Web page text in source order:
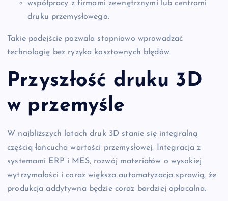
współpracy z firmami zewnętrznymi lub centrami
druku przemysłowego.
Takie podejście pozwala stopniowo wprowadzać
technologię bez ryzyka kosztownych błędów.
Przyszłość druku 3D
w przemyśle
W najbliższych latach druk 3D stanie się integralną
częścią łańcucha wartości przemysłowej. Integracja z
systemami ERP i MES, rozwój materiałów o wysokiej
wytrzymałości i coraz większa automatyzacja sprawią, że
produkcja addytywna będzie coraz bardziej opłacalna.